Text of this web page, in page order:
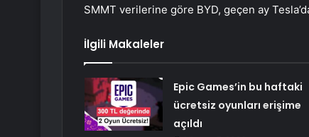
SMMT verilerine göre BYD, geçen ay
İlgili Makaleler
Epic Games’in bu haftaki
ücretsiz oyunları erişime
açıldı